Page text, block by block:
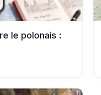
le polonais :